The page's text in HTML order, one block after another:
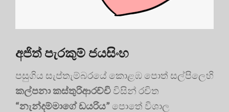
අජිත් පැරකුම් ජයසිංහ
පසුගිය සැප්තැම්බරයේ කොළඹ පොත් සල්පිලෙහි
කල්පනා කස්තුරිආරච්චි විසින් රචිත
“නැන්දම්මාගේ ඩයරිය” පොතේ විශාල